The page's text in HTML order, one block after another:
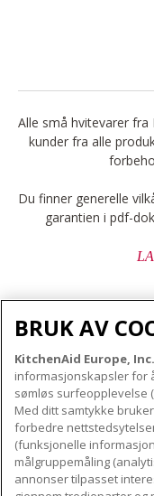
Alle små hvitevarer
kunder fra alle
Du finner generelle
garantien i pdf-
OM KITCHENAID
Merkets kjerne
Merkehistorie
ODR
VÅRE PRODUKTER
Små apparater
Produkttilbehør
KUNDESERVICE
Finn et servicesenter nær
BRUK AV
KitchenAid Europe, Inc.
informasjonskapsler for
sømløs surfeopplevelse
Med ditt samtykke
forbedre
(funksjonelle
målgruppemåling
annonser tilpasset